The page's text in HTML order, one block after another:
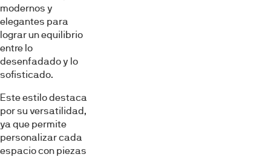
modernos y
elegantes para
lograr un equilibrio
entre lo
desenfadado y lo
sofisticado.
Este estilo destaca
por su versatilidad,
ya que permite
personalizar cada
espacio con piezas